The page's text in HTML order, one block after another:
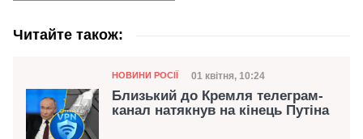
Читайте також:
Категорія
НОВИНИ РОСІЇ Дата публікації
01 квітня, 10:24
Близький до Кремля телеграм-
канал натякнув на кінець Путіна